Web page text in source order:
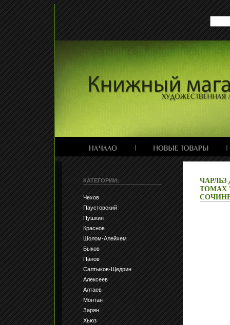
КАТЕГОРИИ:
Чехов
Паустовский
Пушкин
Краснов
Шолом-Алейхем
Быков
Панов
Салтыков-Щедрин
Алексеев
Алтаев
Монтан
Зарян
Хьюз
ТОМАХ